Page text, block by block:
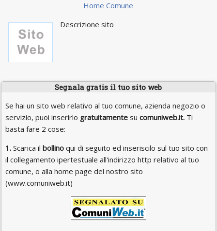
Home Comune
Descrizione sito
Segnala gratis il tuo sito web
Se hai un sito web relativo al tuo comune, azienda negozio o
servizio, puoi inserirlo gratuitamentesu comuniweb.it.Ti
basta fare 2 cose:
1.Scarica il bollinoqui di seguito ed inseriscilo sul tuo sito con
il collegamento ipertestuale all'indirizzo http relativo al tuo
comune, o alla home page del nostro sito
(www.comuniweb.it)